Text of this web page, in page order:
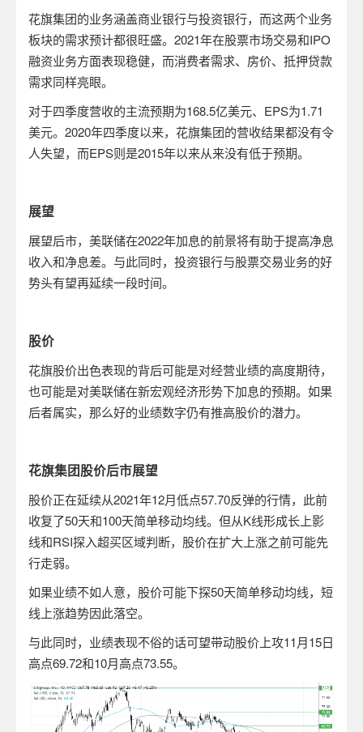
花旗集团的业务涵盖商业银行与投资银行，而这两个业务
板块的需求预计都很旺盛。 2021年在股票市场交易和IPO
融资业务方面表现稳健，而消费者需求、房价、抵押贷款
需求同样亮眼。
对于四季度营收的主流预期为168.5亿美元、 EPS为1.71
美元。 2020年四季度以来，花旗集团的营收结果都没有令
人失望，而EPS则是2015年以来从来没有低于预期。
展望
展望后市，美联储在2022年加息的前景将有助于提高净息
收入和净息差。与此同时，投资银行与股票交易业务的好
势头有望再延续一段时间。
股价
花旗股价出色表现的背后可能是对经营业绩的高度期待，
也可能是对美联储在新宏观经济形势下加息的预期。如果
后者属实，那么好的业绩数字仍有推高股价的潜力。
花旗集团股价后市展望
股价正在延续从2021年12月低点57.70反弹的行情，此前
收复了50天和100天简单移动均线。但从K线形成长上影
线和RSI探入超买区域判断，股价在扩大上涨之前可能先
行走弱。
如果业绩不如人意，股价可能下探50天简单移动均线，短
线上涨趋势因此落空。
与此同时，业绩表现不俗的话可望带动股价上攻11月15日
高点69.72和10月高点73.55。